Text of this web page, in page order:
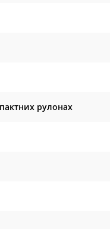
рулонах